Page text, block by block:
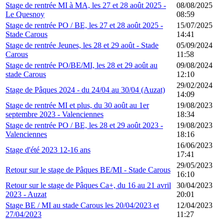
Stage de rentrée MI à MA, les 27 et 28 août 2025 -
Le Quesnoy
08/08/2025
08:59
Stage de rentrée PO / BE, les 27 et 28 août 2025 -
Stade Carous
15/07/2025
14:41
Stage de rentrée Jeunes, les 28 et 29 août - Stade
Carous
05/09/2024
11:58
Stage de rentrée PO/BE/MI, les 28 et 29 août au
stade Carous
09/08/2024
12:10
Stage de Pâques 2024 - du 24/04 au 30/04 (Auzat)
29/02/2024
14:09
Stage de rentrée MI et plus, du 30 août au 1er
septembre 2023 - Valenciennes
19/08/2023
18:34
Stage de rentrée PO / BE, les 28 et 29 août 2023 -
Valenciennes
19/08/2023
18:16
Stage d'été 2023 12-16 ans
16/06/2023
17:41
Retour sur le stage de Pâques BE/MI - Stade Carous
29/05/2023
16:10
Retour sur le stage de Pâques Ca+, du 16 au 21 avril
2023 - Auzat
30/04/2023
20:01
Stage BE / MI au stade Carous les 20/04/2023 et
27/04/2023
12/04/2023
11:27